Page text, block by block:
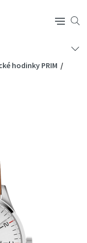
hodinky PRIM